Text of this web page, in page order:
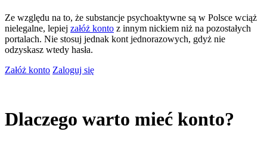
Ze względu na to, że substancje psychoaktywne są w Polsce wciąż
nielegalne, lepiej załóż konto z innym nickiem niż na pozostałych
portalach. Nie stosuj jednak kont jednorazowych, gdyż nie
odzyskasz wtedy hasła.
Załóż konto Zaloguj się
Dlaczego warto mieć konto?